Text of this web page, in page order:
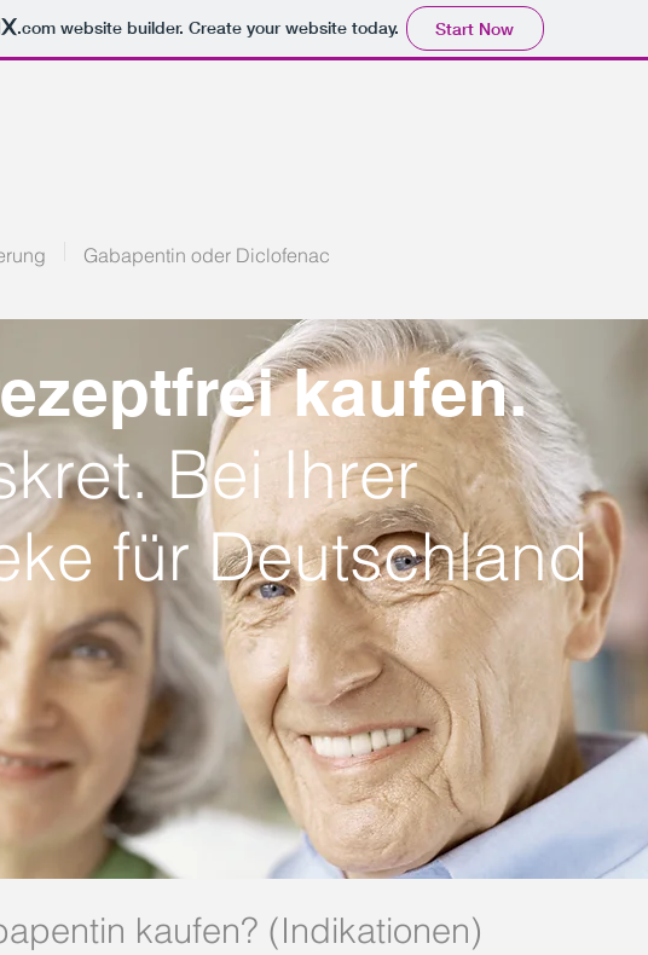
.comwebsite builder. Create your website today. Start Now
Gabapentin oder Diclofenac
kaufen.
Bei Ihrer
für Deutschland
kaufen? (Indikationen)